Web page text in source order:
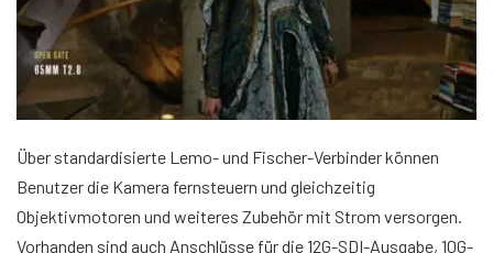
Über standardisierte Lemo- und Fischer-Verbinder können
Benutzer die Kamera fernsteuern und gleichzeitig
Objektivmotoren und weiteres Zubehör mit Strom versorgen.
Vorhanden sind auch Anschlüsse für die 12G-SDI-Ausgabe, 10G-